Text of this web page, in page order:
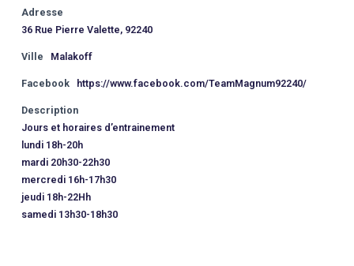
Adresse
36 Rue Pierre Valette, 92240
Ville Malakoff
Facebook https://www.facebook.com/TeamMagnum92240/
Description
Jours et horaires d’entrainement
lundi 18h-20h
mardi 20h30-22h30
mercredi 16h-17h30
jeudi 18h-22Hh
samedi 13h30-18h30